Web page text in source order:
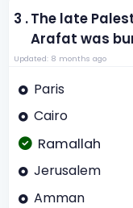
3 .The late
Arafat was
Updated: 8 months ago
Paris
Cairo
Ramallah
Jerusalem
Amman